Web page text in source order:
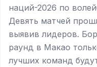
наций-2026 по
Девять матчей
выявив лидеров.
раунд в Макао
лучших команд